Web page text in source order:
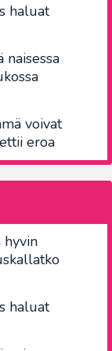
haluat
naisessa
voivat
eroa
hyvin
haluat